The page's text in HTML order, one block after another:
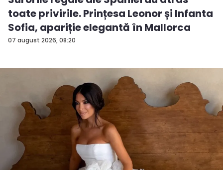
07 august 2026, 08:20
toate privirile. Prințesa Leonor și Infanta
Sofia, apariție elegantă în Mallorca